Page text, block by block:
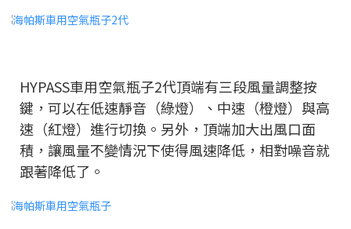
HYPASS車用空氣瓶子2代頂端有三段風量調整按
鍵，可以在低速靜音（綠燈）、中速（橙燈）與高
速（紅燈）進行切換。另外，頂端加大出風口面
積，讓風量不變情況下使得風速降低，相對噪音就
跟著降低了。